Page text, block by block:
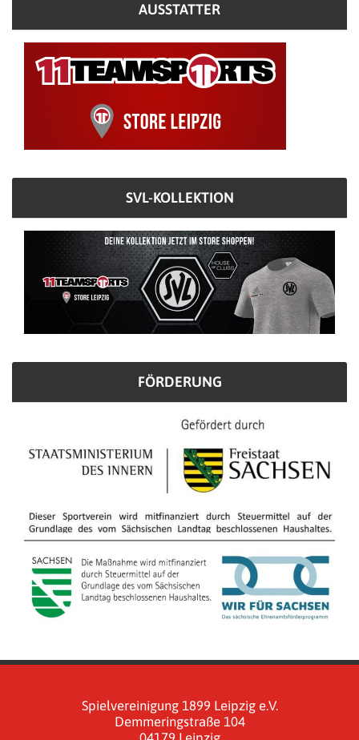
AUSSTATTER
SVL-KOLLEKTION
FÖRDERUNG
Spielvereinigung 1899 Leipzig e.V.
Demmeringstraße 104